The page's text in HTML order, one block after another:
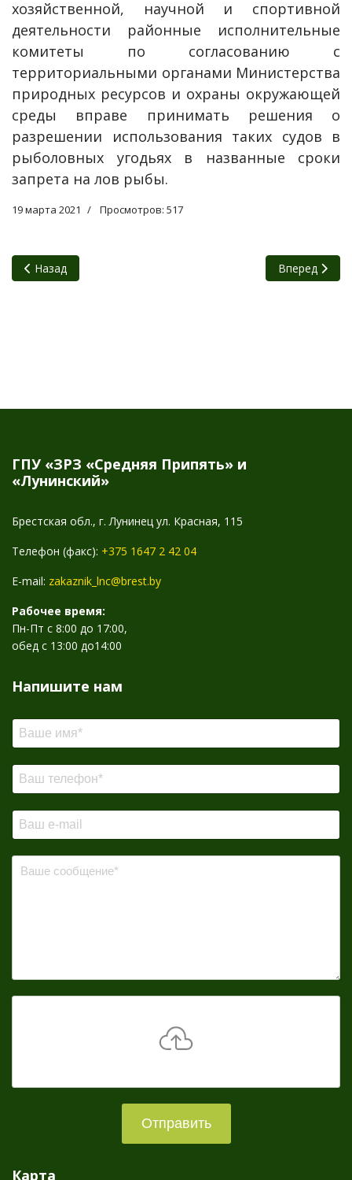
хозяйственной, научной и спортивной
деятельности районные исполнительные
комитеты по согласованию с
территориальными органами Министерства
природных ресурсов и охраны окружающей
среды вправе принимать решения о
разрешении использования таких судов в
рыболовных угодьях в названные сроки
запрета на лов рыбы.
19 марта 2021 Просмотров: 517
Предыдущий: 21 марта – ежегодный праздник –
Назад Следующий:
Вперед
ГПУ «ЗРЗ «Средняя Припять» и
«Лунинский»
Брестская обл., г. Лунинец ул. Красная, 115
Телефон (факс): +375 1647 2 42 04
E-mail: zakaznik_lnc@brest.by
Рабочее время:
Пн-Пт с 8:00 до 17:00,
обед с 13:00 до14:00
Напишите нам
Отправить
Карта